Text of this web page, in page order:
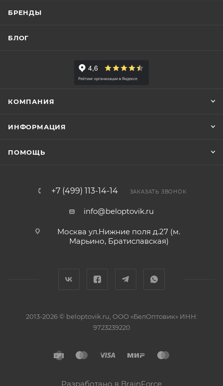
БРЕНДЫ
БЛОГ
КОМПАНИЯ
ИНФОРМАЦИЯ
ПОМОЩЬ
+7 (499) 113-14-14 ЗАКАЗАТЬ ЗВОНОК
info@beloptovik.ru
Москва ул.Нижние поля д.27 (м.
Марьино, Братиславская)
2013-2026 © beloptovik.ru, ООО «БелОптовик» ИНН:
9723239220
Разработано в BrainForce